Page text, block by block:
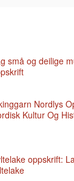
små og deilige
Nordlys
Kultur Og
oppskrift: